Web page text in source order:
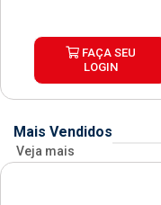
FAÇA SEU
LOGIN
Mais Vendidos
Veja mais